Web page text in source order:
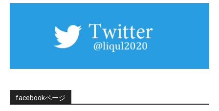
facebookページ